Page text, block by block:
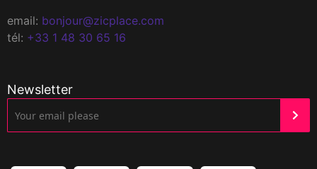
email: bonjour@zicplace.com
tél: +33 1 48 30 65 16
Newsletter